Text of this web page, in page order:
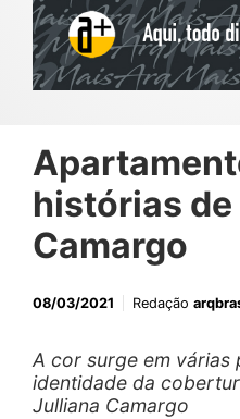
histórias
Camargo
08/03/2021 Redação
A cor surge em várias
identidade da
Julliana Camargo